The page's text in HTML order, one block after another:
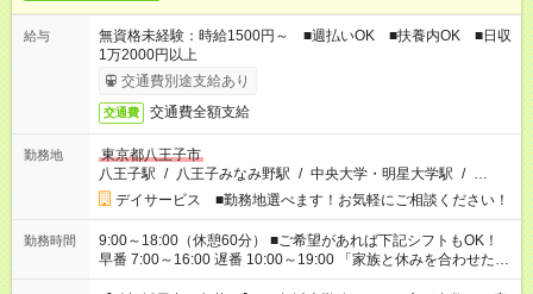
給与
無資格未経験：時給1500円～ ■週払いOK ■扶養内OK ■日収
1万2000円以上
交通費別途支給あり
交通費 交通費全額支給
勤務地
東京都八王子市
八王子駅 / 八王子みなみ野駅 / 中央大学・明星大学駅 / …
デイサービス ■勤務地選べます！お気軽にご相談ください！
勤務時間
9:00～18:00（休憩60分） ■ご希望があれば下記シフトもOK！
早番 7:00～16:00 遅番 10:00～19:00 「家族と休みを合わせた
い」 「余裕を持って夕飯の準備がしたい」 「できれば残業はし